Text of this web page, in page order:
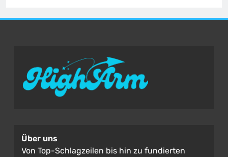
Über uns
Von Top-Schlagzeilen bis hin zu fundierten